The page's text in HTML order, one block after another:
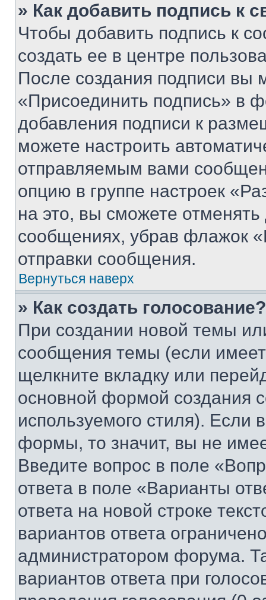
» Как добавить подпись к
Чтобы добавить подпись к
создать ее в центре
После создания подписи вы
«Присоединить подпись» в
добавления подписи к
можете настроить
отправляемым вами
опцию в группе настроек
на это, вы сможете
сообщениях, убрав флажок
отправки сообщения.
Вернуться наверх
» Как создать голосование?
При создании новой темы
сообщения темы (если
щелкните вкладку или
основной формой создания
используемого стиля). Если
формы, то значит, вы не
Введите вопрос в поле
ответа в поле «Варианты
ответа на новой строке
вариантов ответа
администратором форума.
вариантов ответа при